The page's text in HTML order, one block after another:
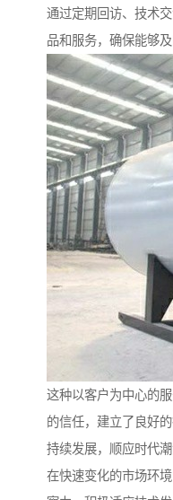
通过定期回访、技术
品和服务，确保能够
这种以客户为中心的
的信任，建立了良好的
持续发展，顺应时代
在快速变化的市场环